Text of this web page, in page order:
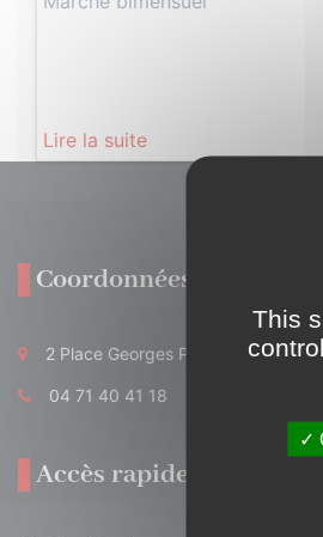
Lire la suite
Coordonnées
2 Place Georges Pompidou 15700
04 71 40 41 18
Accès rapide
This
✓